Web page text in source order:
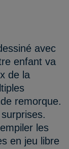
avec
enfant va
de la
remorque.
les
en jeu libre